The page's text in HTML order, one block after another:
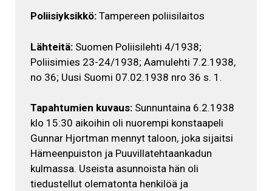
Poliisiyksikkö: Tampereen poliisilaitos
Lähteitä: Suomen Poliisilehti 4/1938;
Poliisimies 23-24/1938; Aamulehti 7.2.1938,
no 36; Uusi Suomi 07.02.1938 nro 36 s. 1.
Tapahtumien kuvaus: Sunnuntaina 6.2.1938
klo 15:30 aikoihin oli nuorempi konstaapeli
Gunnar Hjortman mennyt taloon, joka sijaitsi
Hämeenpuiston ja Puuvillatehtaankadun
kulmassa. Useista asunnoista hän oli
tiedustellut olematonta henkilöä ja